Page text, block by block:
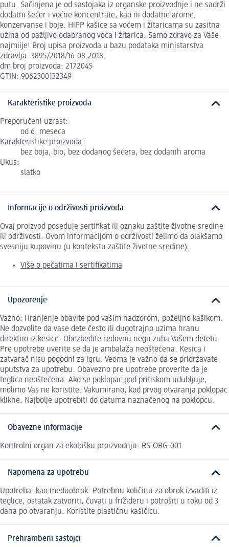
putu. Sačinjena je od sastojaka iz organske proizvodnje i ne sadrži
dodatni šećer i voćne koncentrate, kao ni dodatne arome,
konzervanse i boje. HiPP kašice sa voćem i žitaricama su zasitna
užina od pažljivo odabranog voća i žitarica. Samo zdravo za Vaše
najmiije! Broj upisa proizvoda u bazu podataka ministarstva
zdravlja: 3895/2018/16.08.2018.
dm broj proizvoda: 2172045
GTIN: 9062300132349
Karakteristike proizvoda
Preporučeni uzrast:
od 6. meseca
Karakteristike proizvoda:
bez boja, bio, bez dodanog šećera, bez dodanih aroma
Ukus:
slatko
Informacije o održivosti proizvoda
Ovaj proizvod poseduje sertifikat ili oznaku zaštite životne sredine
ili održivosti. Ovom informacijom o održivosti želimo da olakšamo
svesniju kupovinu (u kontekstu zaštite životne sredine).
Više o pečatima i sertifikatima
Upozorenje
Važno: Hranjenje obavite pod vašim nadzorom, poželjno kašikom.
Ne dozvolite da vase dete često ili dugotrajno uzima hranu
direktno iz kesice. Obezbedite redovnu negu zuba Vašem detetu.
Pre upotrebe uverite se da je ambalaža neoštećena. Kesica i
zatvarač nisu pogodni za igru. Veoma je važno da se pridržavate
uputstva za upotrebu. Obavezno pre upotrebe proverite da je
teglica neoštećena. Ako se poklopac pod pritiskom udubljuje,
molimo Vas ne koristite. Vakumirano, kod prvog otvaranja poklopac
klikne. Najbolje upotrebiti do datuma naznačenog na poklopcu.
Obavezne informacije
Kontrolni organ za ekološku proizvodnju: RS-ORG-001
Napomena za upotrebu
Upotreba: kao međuobrok. Potrebnu količinu za obrok izvaditi iz
teglice, ostatak zatvoriti, čuvati u frižideru i potrošiti u roku od 3
dana po otvaranju. Koristite plastičnu kašičicu.
Prehrambeni sastojci